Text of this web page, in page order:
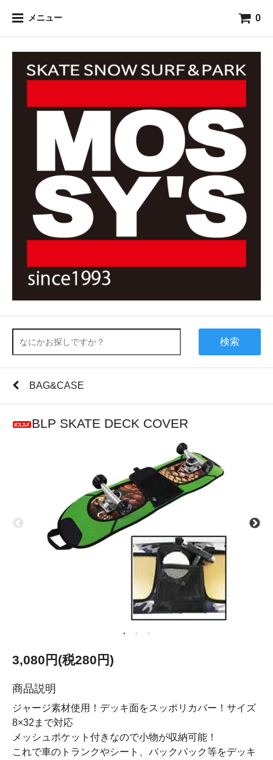
メニュー 0
検索
BAG&CASE
BLP SKATE DECK COVER
3,080円(税280円)
商品説明
ジャージ素材使用！デッキ面をスッポリカバー！サイズ
8×32まで対応
メッシュポケット付きなので小物が収納可能！
これで車のトランクやシート、バックパック等をデッキ